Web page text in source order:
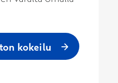
kokeilu